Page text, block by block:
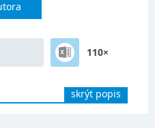
110×
skrýt popis